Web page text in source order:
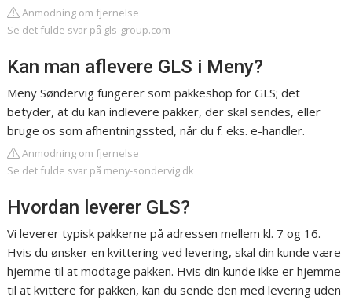
Anmodning om fjernelse
Se det fulde svar på gls-group.com
Kan man aflevere GLS i Meny?
Meny Søndervig fungerer som pakkeshop for GLS; det
betyder, at du kan indlevere pakker, der skal sendes, eller
bruge os som afhentningssted, når du f. eks. e-handler.
Anmodning om fjernelse
Se det fulde svar på meny-sondervig.dk
Hvordan leverer GLS?
Vi leverer typisk pakkerne på adressen mellem kl. 7 og 16.
Hvis du ønsker en kvittering ved levering, skal din kunde være
hjemme til at modtage pakken. Hvis din kunde ikke er hjemme
til at kvittere for pakken, kan du sende den med levering uden